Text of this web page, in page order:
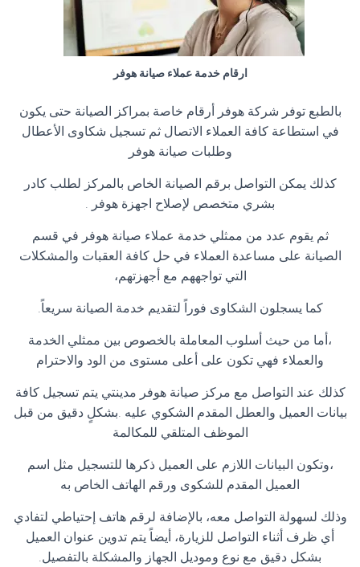
ارقام خدمة عملاء صيانة هوفر
بالطبع توفر شركة هوفر أرقام خاصة بمراكز الصيانة حتى يكون
في استطاعة كافة العملاء الاتصال ثم تسجيل شكاوى الأعطال
وطلبات صيانة هوفر
كذلك يمكن التواصل برقم الصيانة الخاص بالمركز لطلب كادر
بشري متخصص لإصلاح اجهزة هوفر .
ثم يقوم عدد من ممثلي خدمة عملاء صيانة هوفر في قسم
الصيانة على مساعدة العملاء في حل كافة العقبات والمشكلات
التي تواجههم مع أجهزتهم،
كما يسجلون الشكاوى فوراً لتقديم خدمة الصيانة سريعاً.
،أما من حيث أسلوب المعاملة بالخصوص بين ممثلي الخدمة
والعملاء فهي تكون على أعلى مستوى من الود والاحترام
كذلك عند التواصل مع مركز صيانة هوفر مدينتي يتم تسجيل كافة
بيانات العميل والعطل المقدم الشكوي عليه .بشكلٍ دقيق من قبل
الموظف المتلقي للمكالمة
،وتكون البيانات اللازم على العميل ذكرها للتسجيل مثل اسم
العميل المقدم للشكوى ورقم الهاتف الخاص به
وذلك لسهولة التواصل معه، بالإضافة لرقم هاتف إحتياطي لتفادي
أي ظرف أثناء التواصل للزيارة، أيضاً يتم تدوين عنوان العميل
بشكل دقيق مع نوع وموديل الجهاز والمشكلة بالتفصيل.